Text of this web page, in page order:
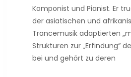
Komponist und Pianist. Er
der asiatischen und
Trancemusik adaptierten
Strukturen zur „Erfindung“
bei und gehört zu deren